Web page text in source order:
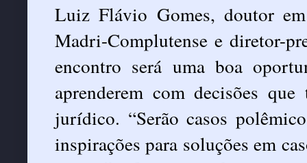
Luiz Flávio Gomes, doutor
Madri-Complutense e diretor-
encontro será uma boa
aprenderem com decisões
jurídico. “Serão casos
inspirações para soluções em